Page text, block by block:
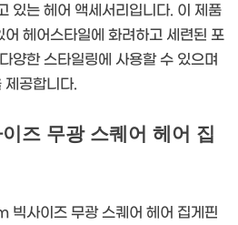
있는 헤어 액세서리입니다. 이 제품
헤어스타일에 화려하고 세련된 포
양한 스타일링에 사용할 수 있으며
제공합니다.
즈 무광 스퀘어 헤어 집
빅사이즈 무광 스퀘어 헤어 집게핀